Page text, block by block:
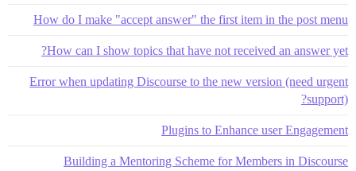
How do I make "accept answer" the first item in the post menu
How can I show topics that have not received an answer yet?
Error when updating Discourse to the new version (need urgent
support)?
Plugins to Enhance user Engagement
Building a Mentoring Scheme for Members in Discourse